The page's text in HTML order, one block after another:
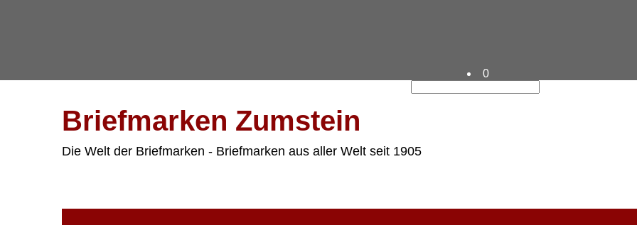
0
Briefmarken Zumstein
Die Welt der Briefmarken - Briefmarken aus aller Welt seit 1905